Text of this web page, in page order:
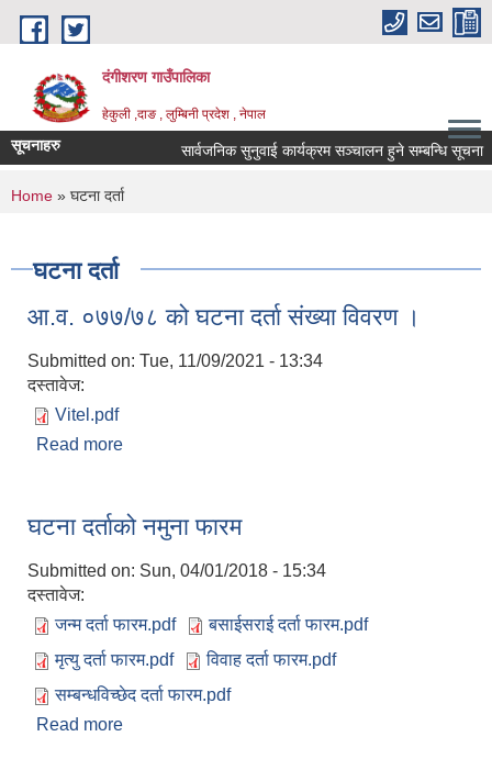
Skip to main content
दंगीशरण गाउँपालिका
हेकुली ,दाङ , लुम्बिनी प्रदेश , नेपाल
सूचनाहरु सार्वजनिक सुनुवाई कार्यक्रम सञ्चालन हुने सम्बन्धि सूचना ।
You are here
Home » घटना दर्ता
घटना दर्ता
आ.व. ०७७/७८ को घटना दर्ता संख्या विवरण ।
Submitted on: Tue, 11/09/2021 - 13:34
दस्तावेज:
Vitel.pdf
Read more
घटना दर्ताको नमुना फारम
Submitted on: Sun, 04/01/2018 - 15:34
दस्तावेज:
जन्म दर्ता फारम.pdf
बसाईसराई दर्ता फारम.pdf
मृत्यु दर्ता फारम.pdf
विवाह दर्ता फारम.pdf
सम्बन्धविच्छेद दर्ता फारम.pdf
Read more